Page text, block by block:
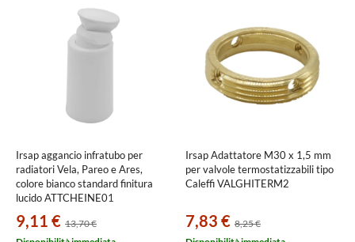
Irsap aggancio infratubo per
radiatori Vela, Pareo e Ares,
colore bianco standard finitura
lucido ATTCHEINE01
9,11 € 13,70 €
Irsap Adattatore M30 x 1,5 mm
per valvole termostatizzabili tipo
Caleffi VALGHITERM2
7,83 € 8,25 €